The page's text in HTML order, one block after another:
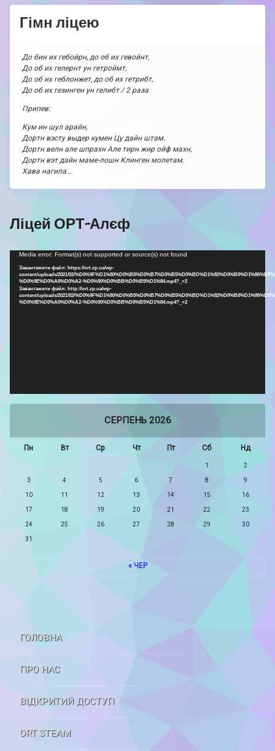
Гімн ліцею
До бин их гебойрн, до об их гевойнт,
До об их гелернт ун гетроймт,
До об их геблонжет, до об их гетрибт,
До об их гезинген ун гелибт / 2 раза
Припев:
Кум ин шул арайн,
Дортн вэсту выдер кумен Цу дайн штам.
Дортн велн але шпрахн Але тирн жир ойф махн,
Дортн вэт дайн маме-лошн Клинген молетам.
Хава нагила…
Ліцей ОРТ-Алєф
Відеопрогравач
Media error: Format(s) not supported or source(s) not found
Завантажити файл: https://ort.zp.ua/wp-
content/uploads/2021/02/
%D0%9E%D0%A0%D0%A2-%D0%90%D0%BB%D0%B5%D1%84.mp4?_=2
Завантажити файл: http://ort.zp.ua/wp-
content/uploads/2021/02/
%D0%9E%D0%A0%D0%A2-%D0%90%D0%BB%D0%B5%D1%84.mp4?_=2
СЕРПЕНЬ 2026
Пн Вт Ср Чт Пт Сб Нд
1 2
3 4 5 6 7 8 9
10 11 12 13 14 15 16
17 18 19 20 21 22 23
24 25 26 27 28 29 30
31
« ЧЕР
ГОЛОВНА
ПРО НАС
ВІДКРИТИЙ ДОСТУП
ORT STEAM